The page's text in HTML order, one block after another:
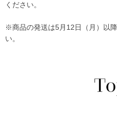
ください。
※商品の発送は5月12日（月）以
い。